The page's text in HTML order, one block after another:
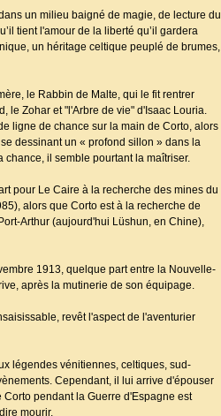
un milieu baigné de magie, de lecture du
tient l'amour de la liberté qu’il gardera
un héritage celtique peuplé de brumes,
le Rabbin de Malte, qui le fit rentrer
le Zohar et "l'Arbre de vie" d'Isaac Louria.
ligne de chance sur la main de Corto, alors
dessinant un « profond sillon » dans la
chance, il semble pourtant la maîtriser.
pour Le Caire à la recherche des mines du
alors que Corto est à la recherche de
Arthur (aujourd'hui Lüshun, en Chine),
1913, quelque part entre la Nouvelle-
après la mutinerie de son équipage.
revêt l'aspect de l'aventurier
légendes vénitiennes, celtiques, sud-
Cependant, il lui arrive d'épouser
pendant la Guerre d'Espagne est
mourir.